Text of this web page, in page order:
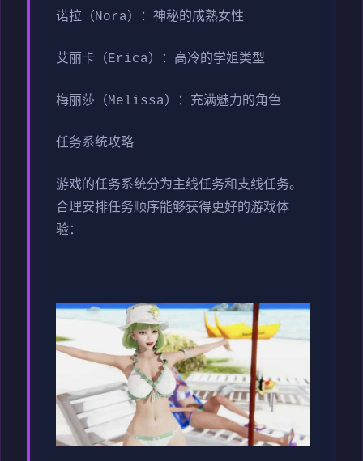
诺拉（Nora）：神秘的成熟女性
艾丽卡（Erica）：高冷的学姐类型
梅丽莎（Melissa）：充满魅力的角色
任务系统攻略
游戏的任务系统分为主线任务和支线任务。
合理安排任务顺序能够获得更好的游戏体
验：